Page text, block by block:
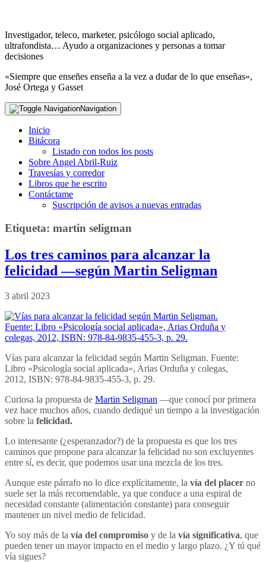
Investigador, teleco, marketer, psicólogo social aplicado,
ultrafondista… Ayudo a organizaciones y personas a tomar
decisiones
«Siempre que enseñes enseña a la vez a dudar de lo que enseñas»,
José Ortega y Gasset
Navigation
Inicio
Bitácora
Listado con todos los posts
Sobre Angel Abril-Ruiz
Travesías y corredor
Libros que he escrito
Contáctame
Suscripción de avisos a nuevas entradas
Etiqueta: martin seligman
Los tres caminos para alcanzar la
felicidad —según Martin Seligman
3 abril 2023
Vías para alcanzar la felicidad según Martin Seligman. Fuente:
Libro «Psicología social aplicada», Arias Orduña y colegas,
2012, ISBN: 978-84-9835-455-3, p. 29.
Curiosa la propuesta de Martin Seligman —que conocí por primera
vez hace muchos años, cuando dediqué un tiempo a la investigación
sobre la felicidad.
Lo interesante (¿esperanzador?) de la propuesta es que los tres
caminos que propone para alcanzar la felicidad no son excluyentes
entre sí, es decir, que podemos usar una mezcla de los tres.
Aunque este párrafo no lo dice explícitamente, la vía del placer no
suele ser la más recomendable, ya que conduce a una espiral de
necesidad constante (alimentación constante) para conseguir
mantener un nivel medio de felicidad.
Yo soy más de la vía del compromiso y de la vía significativa, que
pueden tener un mayor impacto en el medio y largo plazo. ¿Y tú qué
vía sigues?